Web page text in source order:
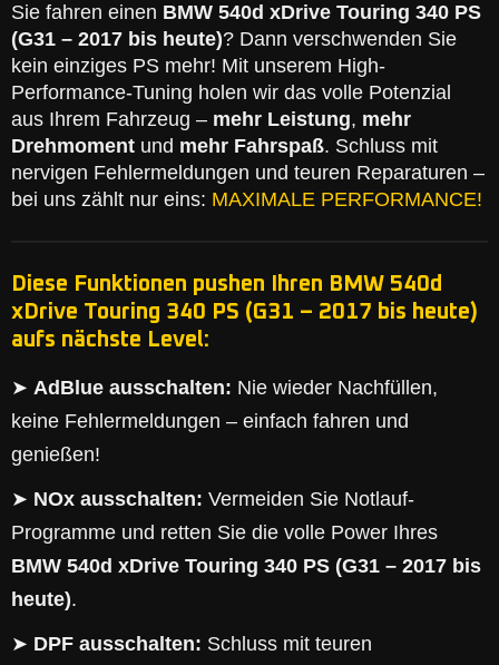
Sie fahren einen BMW 540d xDrive Touring 340 PS
(G31 – 2017 bis heute)? Dann verschwenden Sie
kein einziges PS mehr! Mit unserem High-
Performance-Tuning holen wir das volle Potenzial
aus Ihrem Fahrzeug – mehr Leistung, mehr
Drehmoment und mehr Fahrspaß. Schluss mit
nervigen Fehlermeldungen und teuren Reparaturen –
bei uns zählt nur eins: MAXIMALE PERFORMANCE!
Diese Funktionen pushen Ihren BMW 540d
xDrive Touring 340 PS (G31 – 2017 bis heute)
aufs nächste Level:
➤ AdBlue ausschalten: Nie wieder Nachfüllen,
keine Fehlermeldungen – einfach fahren und
genießen!
➤ NOx ausschalten: Vermeiden Sie Notlauf-
Programme und retten Sie die volle Power Ihres
BMW 540d xDrive Touring 340 PS (G31 – 2017 bis
heute).
➤ DPF ausschalten: Schluss mit teuren